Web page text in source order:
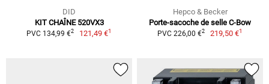
DID
KIT CHAÎNE 520VX3
PVC 134,99 €2 121,49 €1
Hepco & Becker
Porte-sacoche de selle C-Bow
PVC 226,00 €2 219,50 €1